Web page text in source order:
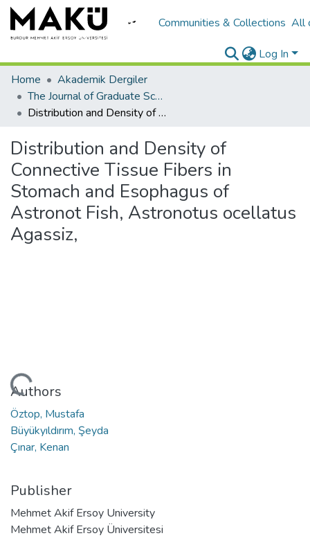
Communities & Collections All
Log In
Home
Akademik Dergiler
The Journal of Graduate School of Natural and Applied Sciences of Mehmet Akif Ersoy University
Distribution and Density of Connective Tissue Fibers in Stomach and Esophagus of Astronot Fish, Astronotus ocellatus Agassiz,
Distribution and Density of
Connective Tissue Fibers in
Stomach and Esophagus of
Astronot Fish, Astronotus ocellatus
Agassiz,
Loading...
Authors
Öztop, Mustafa
Büyükyıldırım, Şeyda
Çınar, Kenan
Publisher
Mehmet Akif Ersoy University
Mehmet Akif Ersoy Üniversitesi